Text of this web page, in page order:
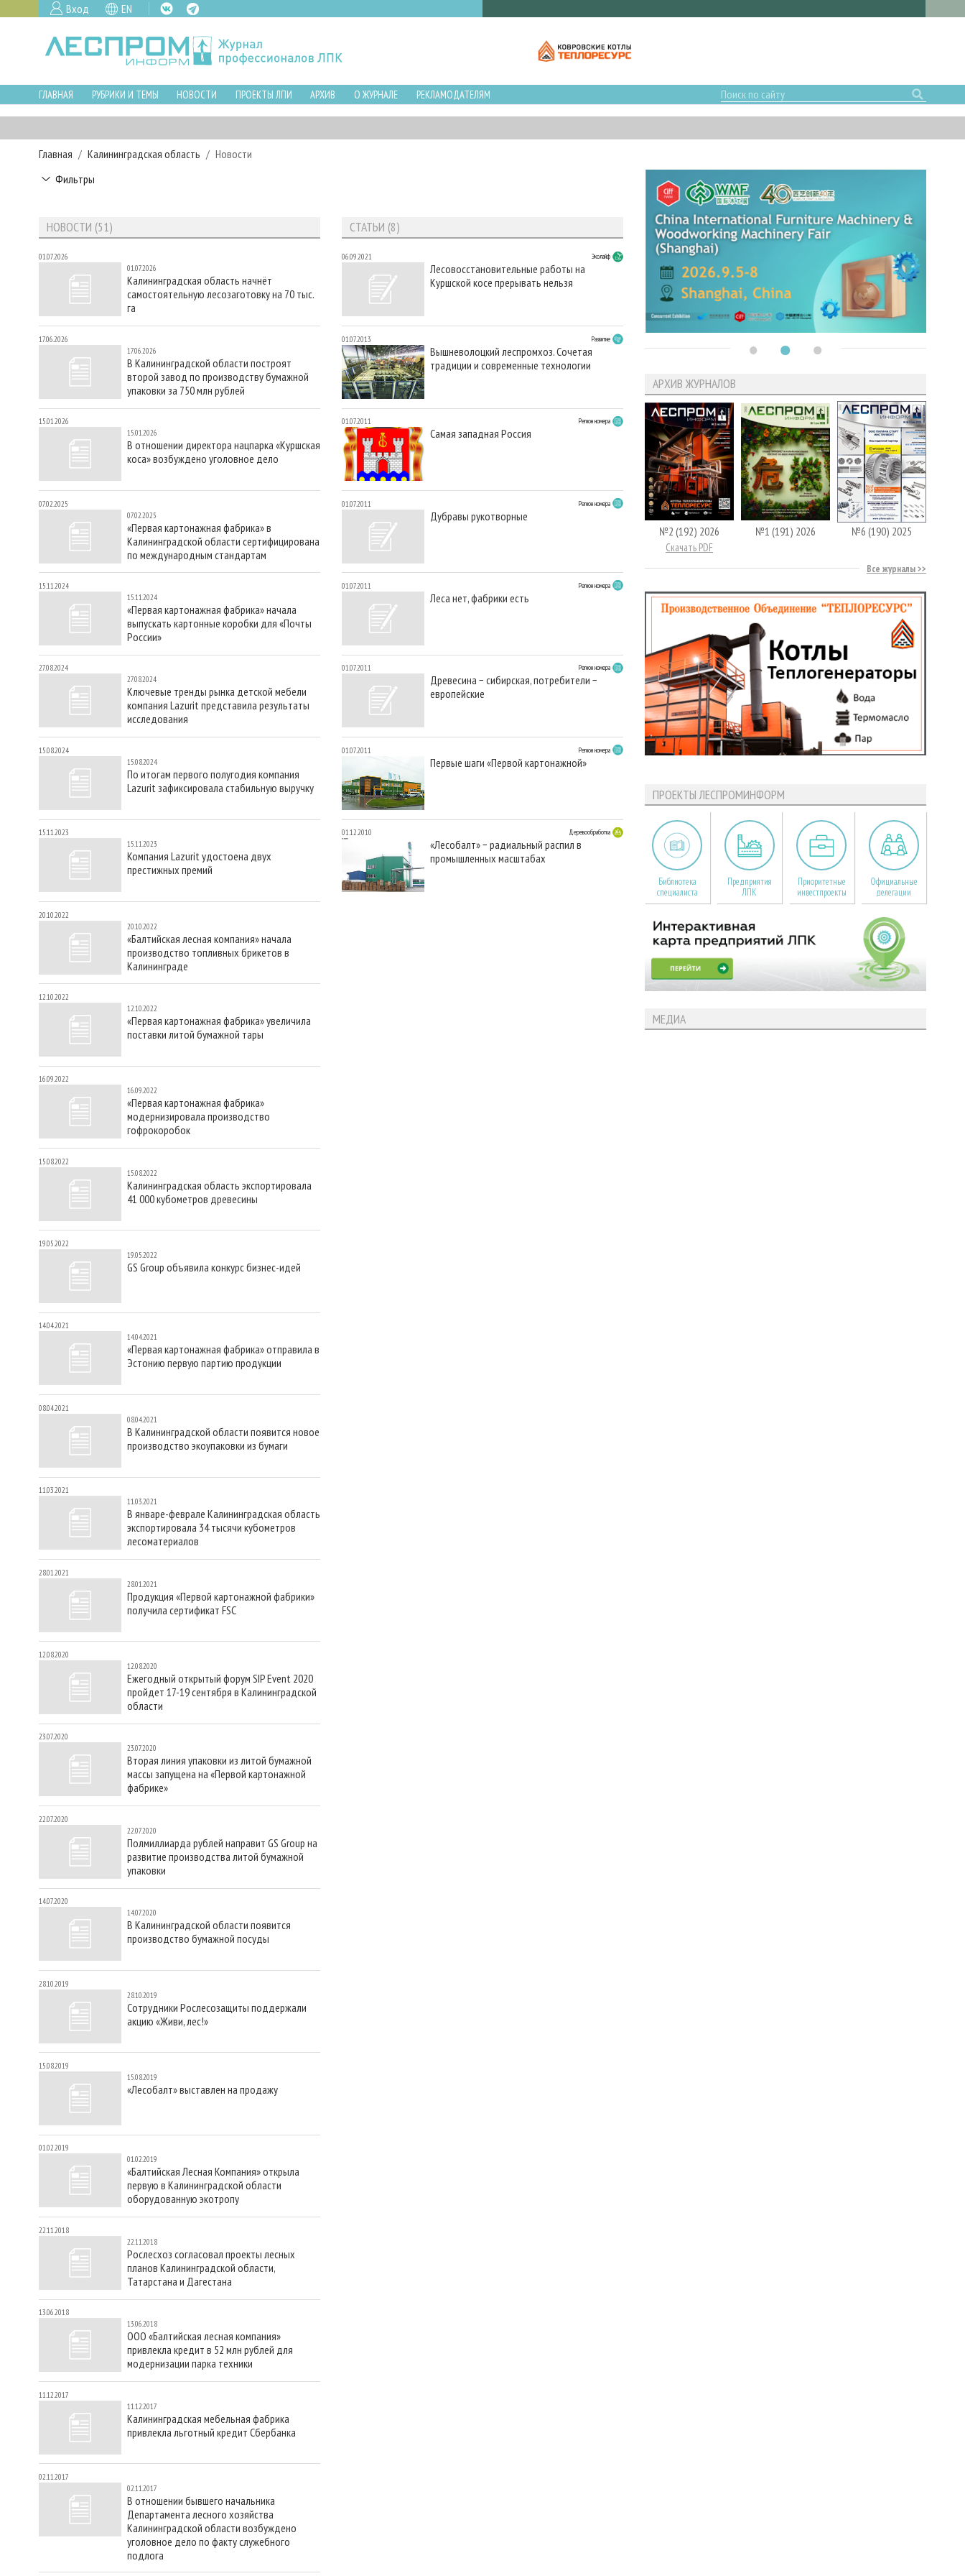
Вход EN
ГЛАВНАЯ РУБРИКИ И ТЕМЫ НОВОСТИ ПРОЕКТЫ ЛПИ АРХИВ О ЖУРНАЛЕ РЕКЛАМОДАТЕЛЯМ
Главная Калининградская область
Новости
Фильтры
НОВОСТИ (51)
01.07.2026
01.07.2026
Калининградская область начнёт
самостоятельную лесозаготовку на 70 тыс.
га
17.06.2026
17.06.2026
В Калининградской области построят
второй завод по производству бумажной
упаковки за 750 млн рублей
15.01.2026
15.01.2026
В отношении директора нацпарка «Куршская
коса» возбуждено уголовное дело
07.02.2025
07.02.2025
«Первая картонажная фабрика» в
Калининградской области сертифицирована
по международным стандартам
15.11.2024
15.11.2024
«Первая картонажная фабрика» начала
выпускать картонные коробки для «Почты
России»
27.08.2024
27.08.2024
Ключевые тренды рынка детской мебели
компания Lazurit представила результаты
исследования
15.08.2024
15.08.2024
По итогам первого полугодия компания
Lazurit зафиксировала стабильную выручку
15.11.2023
15.11.2023
Компания Lazurit удостоена двух
престижных премий
20.10.2022
20.10.2022
«Балтийская лесная компания» начала
производство топливных брикетов в
Калининграде
12.10.2022
12.10.2022
«Первая картонажная фабрика» увеличила
поставки литой бумажной тары
16.09.2022
16.09.2022
«Первая картонажная фабрика»
модернизировала производство
гофрокоробок
15.08.2022
15.08.2022
Калининградская область экспортировала
41 000 кубометров древесины
19.05.2022
19.05.2022
GS Group объявила конкурс бизнес-идей
14.04.2021
14.04.2021
«Первая картонажная фабрика» отправила в
Эстонию первую партию продукции
08.04.2021
08.04.2021
В Калининградской области появится новое
производство экоупаковки из бумаги
11.03.2021
11.03.2021
В январе-феврале Калининградская область
экспортировала 34 тысячи кубометров
лесоматериалов
28.01.2021
28.01.2021
Продукция «Первой картонажной фабрики»
получила сертификат FSC
12.08.2020
12.08.2020
Ежегодный открытый форум SIP Event 2020
пройдет 17-19 сентября в Калининградской
области
23.07.2020
23.07.2020
Вторая линия упаковки из литой бумажной
массы запущена на «Первой картонажной
фабрике»
22.07.2020
22.07.2020
Полмиллиарда рублей направит GS Group на
развитие производства литой бумажной
упаковки
14.07.2020
14.07.2020
В Калининградской области появится
производство бумажной посуды
28.10.2019
28.10.2019
Сотрудники Рослесозащиты поддержали
акцию «Живи, лес!»
15.08.2019
15.08.2019
«Лесобалт» выставлен на продажу
01.02.2019
01.02.2019
«Балтийская Лесная Компания» открыла
первую в Калининградской области
оборудованную экотропу
22.11.2018
22.11.2018
Рослесхоз согласовал проекты лесных
планов Калининградской области,
Татарстана и Дагестана
13.06.2018
13.06.2018
ООО «Балтийская лесная компания»
привлекла кредит в 52 млн рублей для
модернизации парка техники
11.12.2017
11.12.2017
Калининградская мебельная фабрика
привлекла льготный кредит Сбербанка
02.11.2017
02.11.2017
В отношении бывшего начальника
Департамента лесного хозяйства
Калининградской области возбуждено
уголовное дело по факту служебного
подлога
СТАТЬИ (8)
06.09.2021 Эколайф
Лесовосстановительные работы на
Куршской косе прерывать нельзя
01.07.2013 Развитие
Вышневолоцкий леспромхоз. Сочетая
традиции и современные технологии
01.07.2011 Регион номера
Самая западная Россия
01.07.2011 Регион номера
Дубравы рукотворные
01.07.2011 Регион номера
Леса нет, фабрики есть
01.07.2011 Регион номера
Древесина − сибирская, потребители −
европейские
01.07.2011 Регион номера
Первые шаги «Первой картонажной»
01.12.2010 Деревообработка
«Лесобалт» − радиальный распил в
промышленных масштабах
АРХИВ ЖУРНАЛОВ
№2 (192) 2026
Скачать PDF
№1 (191) 2026 №6 (190) 2025
Все журналы
ПРОЕКТЫ ЛЕСПРОМИНФОРМ
Библиотека
специалиста
Предприятия
ЛПК
Приоритетные
инвестпроекты
Официальные
делегации
МЕДИА